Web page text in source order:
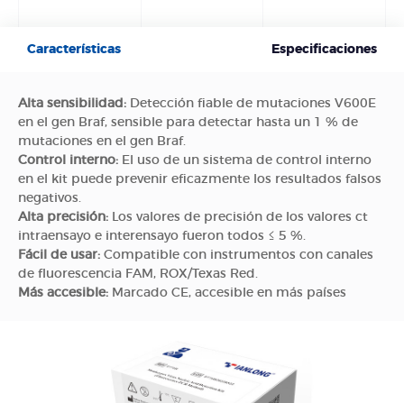
Características Especificaciones
Alta sensibilidad: Detección fiable de mutaciones V600E
en el gen Braf, sensible para detectar hasta un 1 % de
mutaciones en el gen Braf.
Control interno: El uso de un sistema de control interno
en el kit puede prevenir eficazmente los resultados falsos
negativos.
Alta precisión: Los valores de precisión de los valores ct
intraensayo e interensayo fueron todos ≤ 5 %.
Fácil de usar: Compatible con instrumentos con canales
de fluorescencia FAM, ROX/Texas Red.
Más accesible: Marcado CE, accesible en más países